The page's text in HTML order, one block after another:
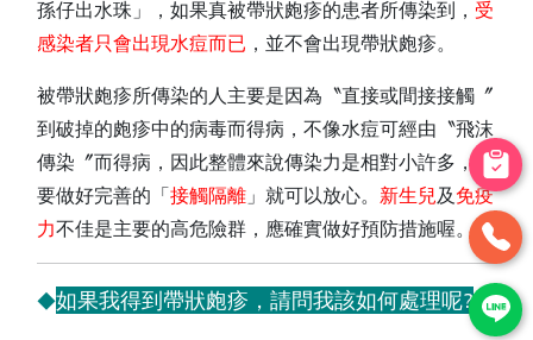
孫仔出水珠」，如果真被帶狀皰疹的患者所傳染到， 受
感染者只會出現水痘而已 ，並不會出現帶狀皰疹。
被帶狀皰疹所傳染的人主要是因為〝直接或間接接觸〞
到破掉的皰疹中的病毒而得病，不像水痘可經由〝飛沫
傳染〞而得病，因此整體來說傳染力是相對小許多，只
要做好完善的「接觸隔離 」就可以放心。 新生兒及 免疫
力不佳是主要的高危險群，應確實做好預防措施喔。
◆如果我得到帶狀皰疹，請問我該如何處理呢?